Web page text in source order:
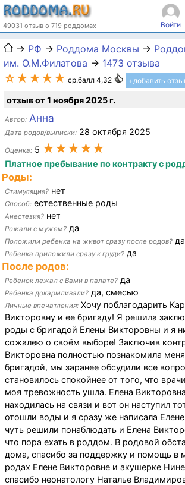
49031 отзыв о 719 роддомах Войти
→ РФ → Роддома Москвы →
им. О.М.Филатова → 1473 отзыва
☆★★★★ ср.балл 4,32 +добавить
отзыв от 1 ноября 2025 г.
Автор: Анна
Дата родов/выписки: 28 октября 2025
Оценка: 5 ★★★★★
Платное пребывание по контракту с
Роды:
Стимуляция? нет
Способ: естественные роды
Анестезия? нет
Рожали с мужем? да
Положили ребенка на живот сразу после родов? да
Ребенка приложили сразу к груди? да
После родов:
Ребенок лежал с Вами в палате? да
Ребенка докармливали? да, смесью
Личные впечатления: Хочу поблагодарить
Викторовну и ее бригаду! Я решила
роды с бригадой Елены Викторовны и я
сожалею о своём выборе! Заключив
Викторовна полностью познакомила
бригадой, мы заранее обсудили все
становилось спокойнее от того, что
моя тревожность ушла. Елена
находилась на связи и вот он наступил
отошли воды и я сразу же написала
чуть решили понаблюдать и Елена
что пора ехать в роддом. В родовой
дома, спасибо за поддержку и помощь в
родах Елене Викторовне и акушерке
спасибо неонатологу Наталье